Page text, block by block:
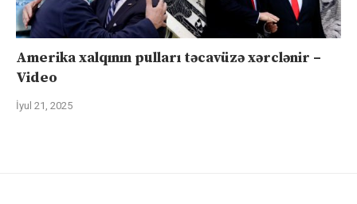
Amerika xalqının pulları təcavüzə xərclənir –
Video
İyul 21, 2025